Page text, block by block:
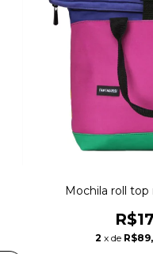
Mochila roll
2 x de